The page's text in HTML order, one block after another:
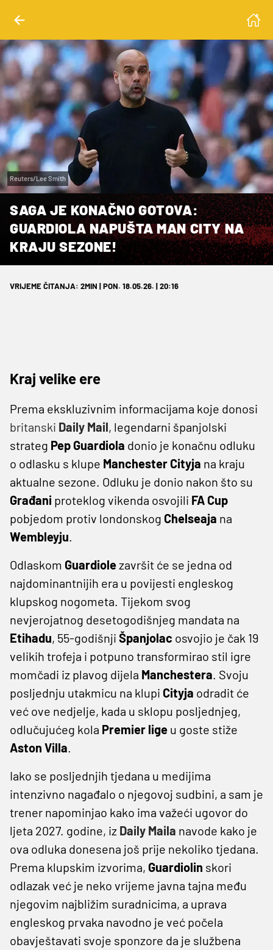
Reuters/Lee Smith
SAGA JE KONAČNO GOTOVA:
GUARDIOLA NAPUŠTA MAN CITY NA
KRAJU SEZONE!
VRIJEME ČITANJA: 2MIN | PON. 18.05.26. | 20:16
Kraj velike ere
Prema ekskluzivnim informacijama koje donosi
britanski Daily Mail, legendarni španjolski
strateg Pep Guardiola donio je konačnu odluku
o odlasku s klupe Manchester Cityja na kraju
aktualne sezone. Odluku je donio nakon što su
Građani proteklog vikenda osvojili FA Cup
pobjedom protiv londonskog Chelseaja na
Wembleyju.
Odlaskom Guardiolezavršit će se jedna od
najdominantnijih era u povijesti engleskog
klupskog nogometa. Tijekom svog
nevjerojatnog desetogodišnjeg mandata na
Etihadu, 55-godišnji Španjolac osvojio je čak 19
velikih trofeja i potpuno transformirao stil igre
momčadi iz plavog dijela Manchestera. Svoju
posljednju utakmicu na klupi Cityja odradit će
već ove nedjelje, kada u sklopu posljednjeg,
odlučujućeg kola Premier lige u goste stiže
Aston Villa.
Iako se posljednjih tjedana u medijima
intenzivno nagađalo o njegovoj sudbini, a sam je
trener napominjao kako ima važeći ugovor do
ljeta 2027. godine, iz Daily Maila navode kako je
ova odluka donesena još prije nekoliko tjedana.
Prema klupskim izvorima, Guardiolin skori
odlazak već je neko vrijeme javna tajna među
njegovim najbližim suradnicima, a uprava
engleskog prvaka navodno je već počela
obavještavati svoje sponzore da je službena